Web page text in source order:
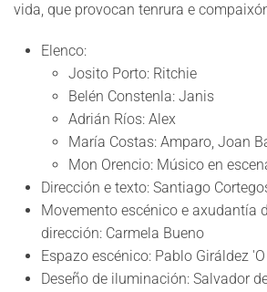
vida, que provocan tenrura e
Elenco:
Josito Porto: Ritchie
Belén Constenla: Janis
Adrián Ríos: Alex
María Costas: Amparo, Joan
Mon Orencio: Músico en
Dirección e texto: Santiago
Movemento escénico e axudantía
dirección: Carmela Bueno
Espazo escénico: Pablo Giráldez
Deseño de iluminación: Salvador